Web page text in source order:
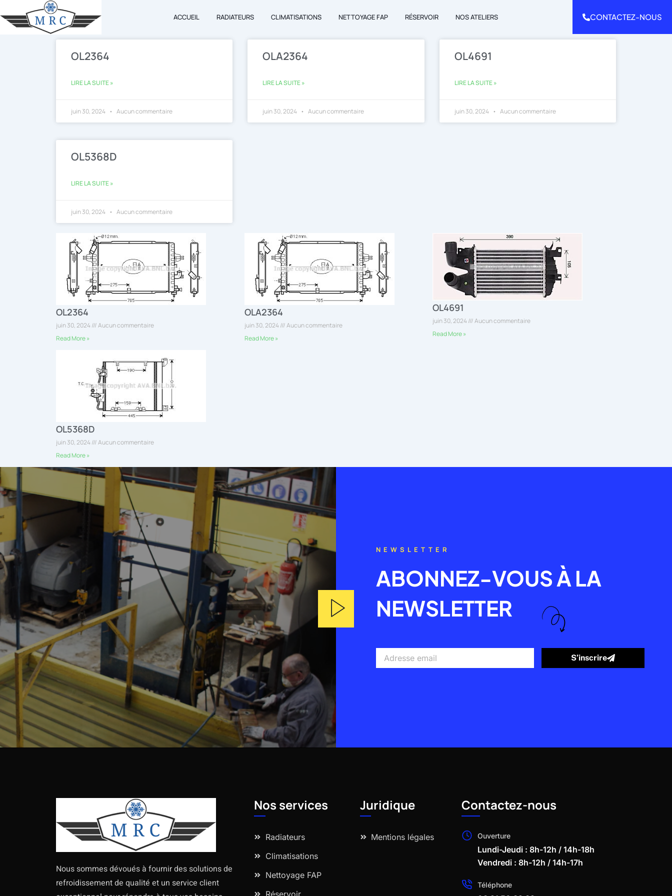
au
ACCUEIL RADIATEURS CLIMATISATIONS NETTOYAGE FAP RÉSERVOIR NOS ATELIERS CONTACTEZ-NOUS
OL2364
LIRE LA SUITE »
juin 30, 2024 Aucun commentaire
OLA2364
LIRE LA SUITE »
juin 30, 2024 Aucun commentaire
OL4691
LIRE LA SUITE »
juin 30, 2024 Aucun commentaire
OL5368D
LIRE LA SUITE »
juin 30, 2024 Aucun commentaire
OL2364
juin 30, 2024
Aucun commentaire
Read More »
OLA2364
juin 30, 2024
Aucun commentaire
Read More »
OL4691
juin 30, 2024
Aucun commentaire
Read More »
OL5368D
juin 30, 2024
Aucun commentaire
Read More »
NEWSLETTER
ABONNEZ-VOUS À LA
NEWSLETTER
email
S’inscrire
Nous sommes dévoués à fournir des solutions de
refroidissement de qualité et un service client
Nos services
Radiateurs
Climatisations
Nettoyage FAP
Réservoir
Juridique
Mentions légales
Contactez-nous
Ouverture
Lundi-Jeudi : 8h-12h / 14h-18h
Vendredi : 8h-12h / 14h-17h
Téléphone